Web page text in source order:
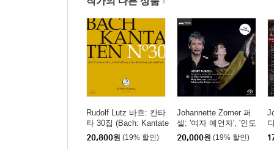
Rudolf Lutz 바흐: 칸타
타 30집 (Bach: Kantate
n Vol. 30 BWV.55, 68,
105)
20,800원 (19% 할인)
Johannette Zomer 퍼
셀: '여자 예언자', '인도
여왕', '아더 왕', '요정
여왕' 중 성악, 기악 작
20,000원 (19% 할인)
-